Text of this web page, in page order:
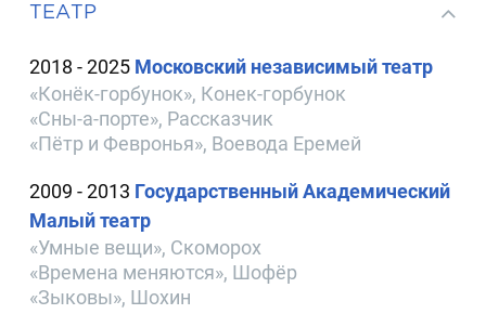
ТЕАТР
2018 - 2025 Московский независимый театр
«Конёк-горбунок», Конек-горбунок
«Сны-а-порте», Рассказчик
«Пётр и Февронья», Воевода Еремей
2009 - 2013 Государственный Академический
Малый театр
«Умные вещи», Скоморох
«Времена меняются», Шофёр
«Зыковы», Шохин